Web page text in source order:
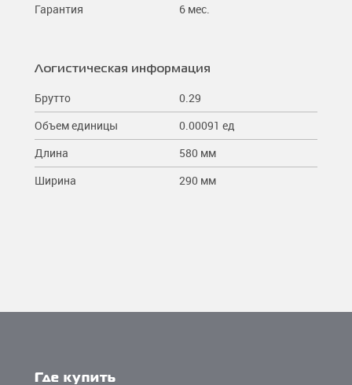
Гарантия
6 мес.
Логистическая информация
Брутто
0.29
Объем единицы
0.00091 ед
Длина
580 мм
Ширина
290 мм
Где купить